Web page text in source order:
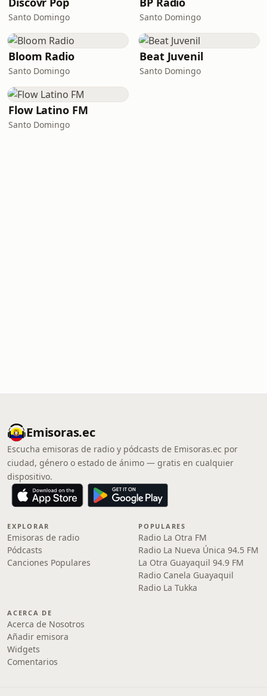
Santo Domingo Santo Domingo
Bloom Radio
Santo Domingo
Beat Juvenil
Santo Domingo
Flow Latino FM
Santo Domingo
Emisoras.ec
Escucha emisoras de radio y pódcasts de Emisoras.ec por
ciudad, género o estado de ánimo — gratis en cualquier
dispositivo.
EXPLORAR
Emisoras de radio
Pódcasts
Canciones Populares
POPULARES
Radio La Otra FM
Radio La Nueva Única 94.5 FM
La Otra Guayaquil 94.9 FM
Radio Canela Guayaquil
Radio La Tukka
ACERCA DE
Acerca de Nosotros
Añadir emisora
Widgets
Comentarios